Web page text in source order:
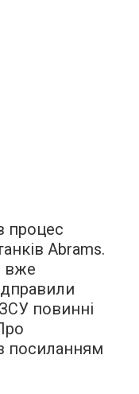
процес
Abrams.
вже
повинні
посиланням